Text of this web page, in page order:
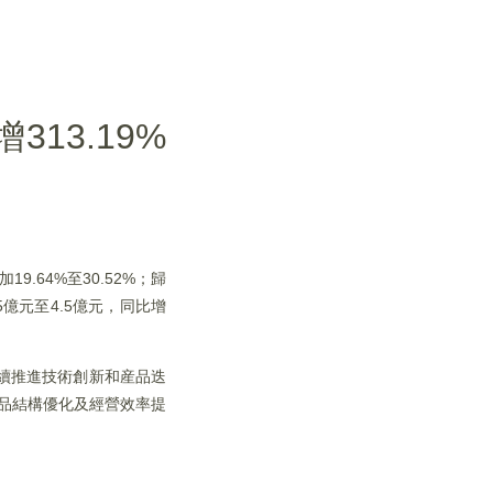
313.19%
19.64%至30.52%；歸
元至4.5億元，同比增
推進技術創新和産品迭
結構優化及經營效率提